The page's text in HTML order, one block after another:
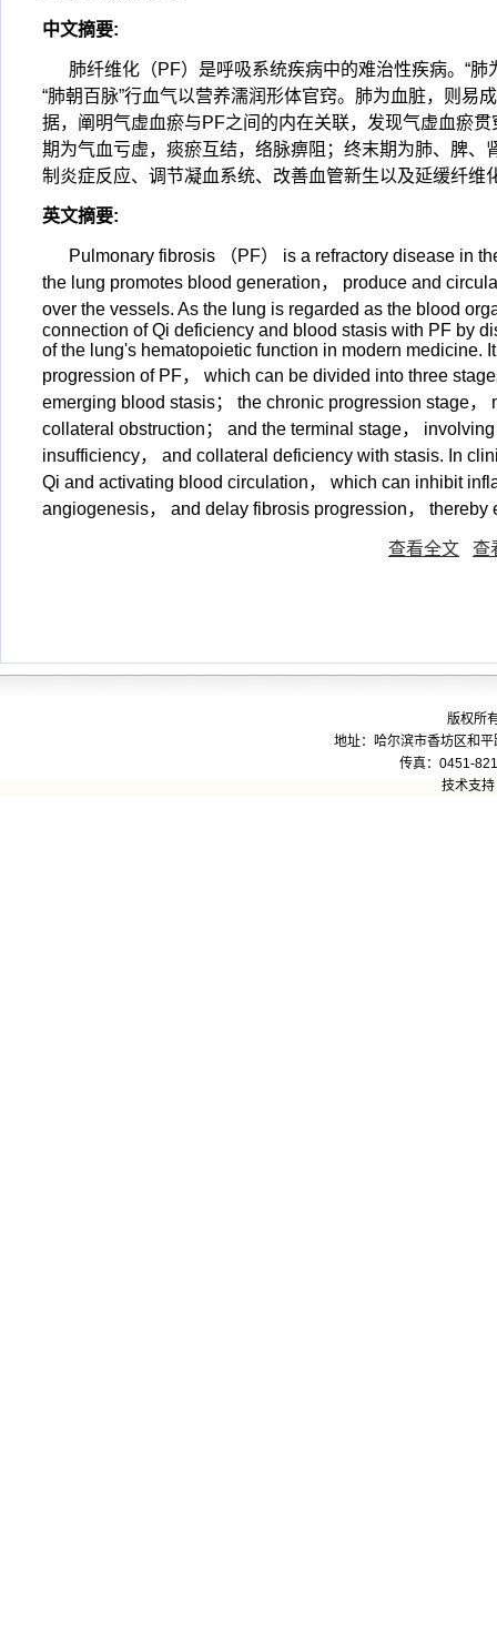
中文摘要:
肺纤维化（PF）是呼吸系统疾病中的难治性疾病。“
“肺朝百脉”行血气以营养濡润形体官窍。肺为血脏，则易
据，阐明气虚血瘀与PF之间的内在关联，发现气虚血瘀
期为气血亏虚，痰瘀互结，络脉痹阻；终末期为肺、脾
制炎症反应、调节凝血系统、改善血管新生以及延缓纤
英文摘要:
Pulmonary fibrosis （PF） is a refractory disease in
the lung promotes blood generation， produce and
over the vessels. As the lung is regarded as the blood
connection of Qi deficiency and blood stasis with PF by
of the lung's hematopoietic function in modern medicine.
progression of PF， which can be divided into three
emerging blood stasis； the chronic progression stage
collateral obstruction； and the terminal stage，
insufficiency， and collateral deficiency with stasis. In
Qi and activating blood circulation， which can inhibit
angiogenesis， and delay fibrosis progression，
查看全文 查
版权所
地址：哈尔滨市香坊区和
传真：0451-
技术支